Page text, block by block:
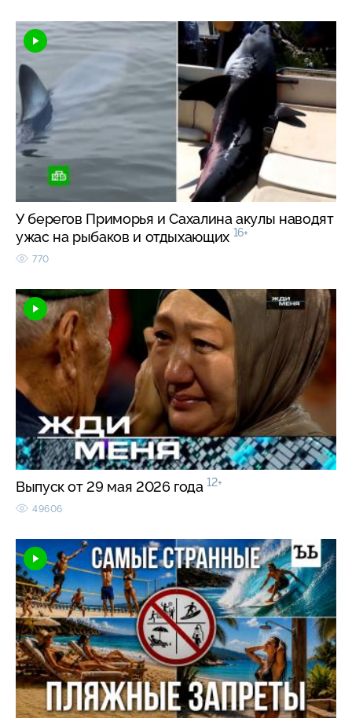
У берегов Приморья и Сахалина акулы наводят
ужас на рыбаков и отдыхающих 16+
770
Выпуск от 29 мая 2026 года 12+
49606